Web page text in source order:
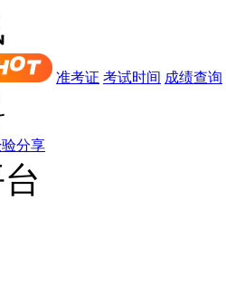
准考证 考试时间 成绩查询
分享